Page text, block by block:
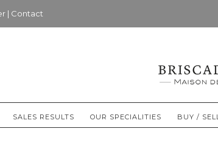
| Contact
SALES RESULTS OUR SPECIALITIES BUY / SELL